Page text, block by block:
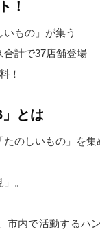
！
もの」が集う
合計で37店舗登場
！
」とは
のしいもの」を集
。
市内で活動するハ